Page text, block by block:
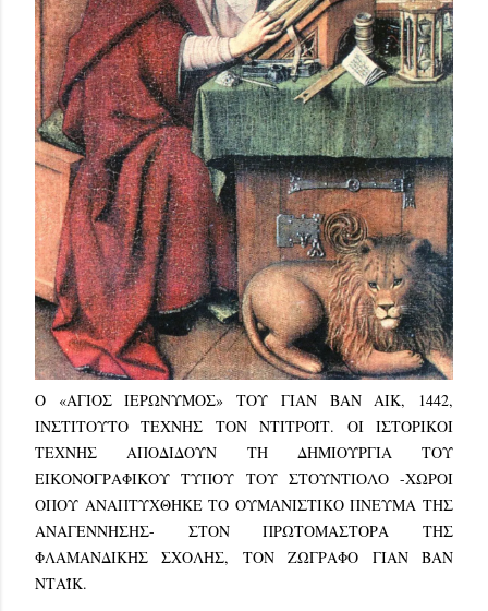
Ο «ΑΓΙΟΣ ΙΕΡΩΝΥΜΟΣ» ΤΟΥ ΓΙΑΝ ΒΑΝ ΑΙΚ, 1442,
ΙΝΣΤΙΤΟΥΤΟ ΤΕΧΝΗΣ ΤΟΝ ΝΤΙΤΡΟΪΤ. ΟΙ ΙΣΤΟΡΙΚΟΙ
ΤΕΧΝΗΣ ΑΠΟΔΙΔΟΥΝ ΤΗ ΔΗΜΙΟΥΡΓΙΑ ΤΟΥ
ΕΙΚΟΝΟΓΡΑΦΙΚΟΥ ΤΥΠΟΥ ΤΟΥ ΣΤΟΥΝΤΙΟΛΟ -ΧΩΡΟΙ
ΟΠΟΥ ΑΝΑΠΤΥΧΘΗΚΕ ΤΟ ΟΥΜΑΝΙΣΤΙΚΟ ΠΝΕΥΜΑ ΤΗΣ
ΑΝΑΓΕΝΝΗΣΗΣ- ΣΤΟΝ ΠΡΩΤΟΜΑΣΤΟΡΑ ΤΗΣ
ΦΛΑΜΑΝΔΙΚΗΣ ΣΧΟΛΗΣ, ΤΟΝ ΖΩΓΡΑΦΟ ΓΙΑΝ ΒΑΝ
ΝΤΑΪΚ.